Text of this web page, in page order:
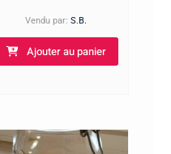
Vendu par:S.B.
Ajouter au panier